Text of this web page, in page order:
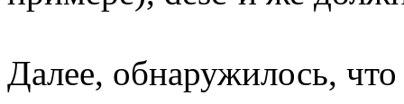
Далее, обнаружилось,